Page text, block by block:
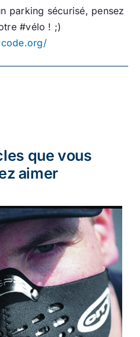
parking sécurisé, pensez
#vélo ! ;)
que vous
aimer